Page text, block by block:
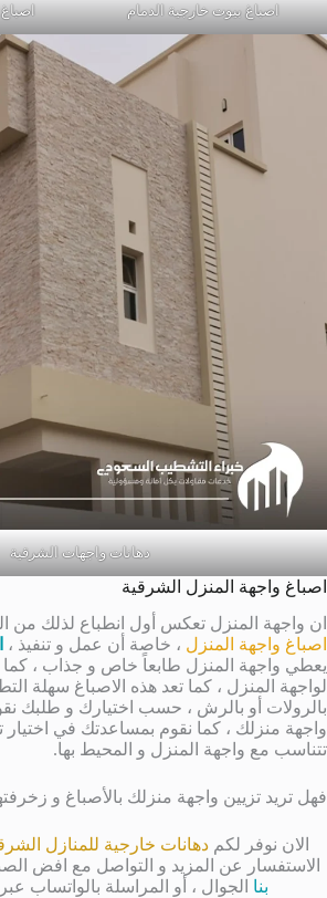
اصباغ بيوت خارجية الدمام اصباغ
دهانات واجهات الشرقية
اصباغ واجهة المنزل الشرقية
ان واجهة المنزل تعكس أول انطباع لذلك من
اصباغ واجهة المنزل ، خاصة أن عمل و تنفيذ ،
يعطي واجهة المنزل طابعاً خاص و جذاب ، كما
لواجهة المنزل ، كما تعد هذه الاصباغ سهلة
بالرولات أو بالرش ، حسب اختيارك و طلبك
واجهة منزلك ، كما نقوم بمساعدتك في اختيار
تتناسب مع واجهة المنزل و المحيط بها.
فهل تريد تزيين واجهة منزلك بالأصباغ و
الان نوفر لكم دهانات خارجية للمنازل
الاستفسار عن المزيد و التواصل مع افض
بنا الجوال ، أو المراسلة بالواتساب عبر